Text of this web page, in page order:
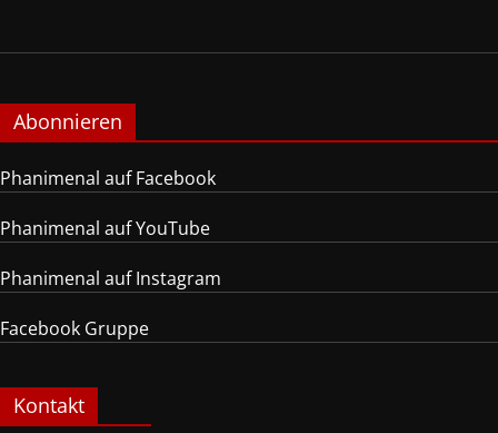
Abonnieren
Phanimenal auf Facebook
Phanimenal auf YouTube
Phanimenal auf Instagram
Facebook Gruppe
Kontakt